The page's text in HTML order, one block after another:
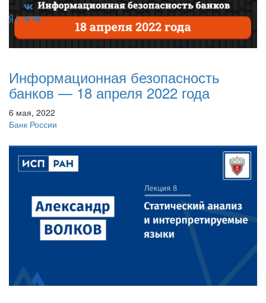
Информационная безопасность
банков — 18 апреля 2022 года
6 мая, 2022
Банк России